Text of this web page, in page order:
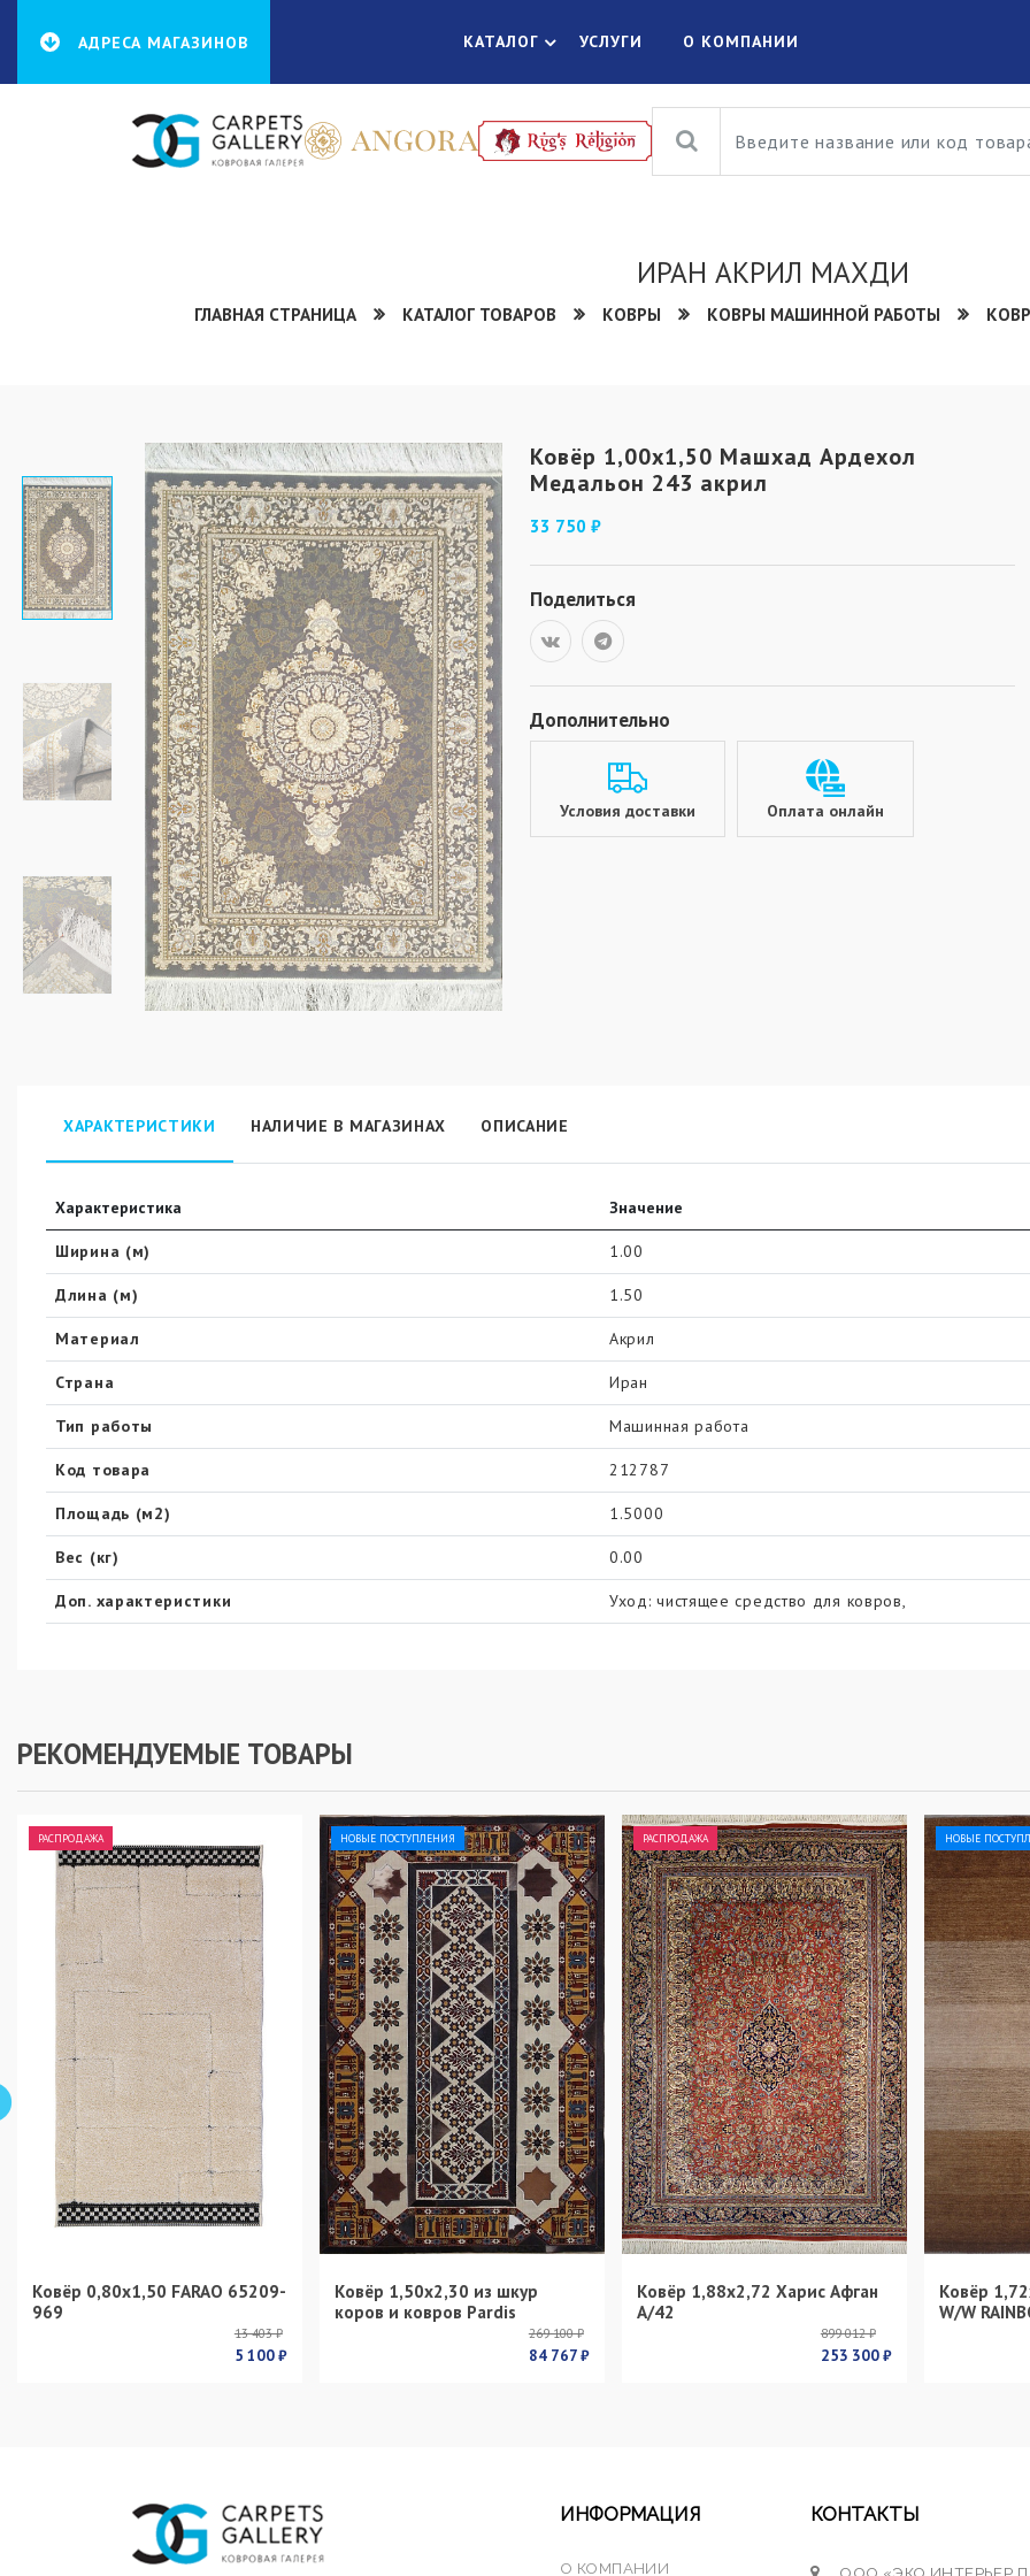
АДРЕСА МАГАЗИНОВ КАТАЛОГ УСЛУГИ О КОМПАНИИ
ИРАН АКРИЛ МАХДИ
ГЛАВНАЯ СТРАНИЦА КАТАЛОГ ТОВАРОВ КОВРЫ КОВРЫ МАШИННОЙ РАБОТЫ
Ковёр 1,00х1,50 Машхад Ардехол
Медальон 243 акрил
33 750 ₽
Поделиться
Дополнительно
Условия доставки Оплата онлайн
ХАРАКТЕРИСТИКИ НАЛИЧИЕ В МАГАЗИНАХ ОПИСАНИЕ
Характеристика Значение
Ширина (м) 1.00
Длина (м) 1.50
Материал Акрил
Страна Иран
Тип работы Машинная работа
Код товара 212787
Площадь (м2) 1.5000
Вес (кг) 0.00
Доп. характеристики Уход: чистящее средство для ковров,
РЕКОМЕНДУЕМЫЕ ТОВАРЫ
РАСПРОДАЖА
Ковёр 0,80х1,50 FARAO 65209-
969
13 403 ₽
5 100 ₽
НОВЫЕ ПОСТУПЛЕНИЯ
Ковёр 1,50х2,30 из шкур
коров и ковров Pardis
269 100 ₽
84 767 ₽
РАСПРОДАЖА
Ковёр 1,88х2,72 Харис Афган
А/42
899 012 ₽
253 300 ₽
НОВЫЕ
Ковёр
W/W
ИНФОРМАЦИЯ
О КОМПАНИИ
КОНТАКТЫ